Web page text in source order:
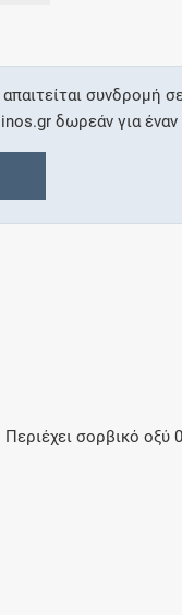
συνδρομή
δωρεάν για
σορβικό οξύ